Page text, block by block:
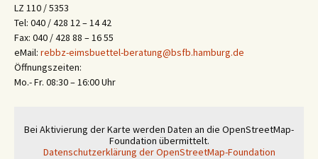
LZ 110 / 5353
Tel: 040 / 428 12 – 14 42
Fax: 040 / 428 88 – 16 55
eMail: rebbz-eimsbuettel-beratung@bsfb.hamburg.de
Öffnungszeiten:
Mo.- Fr. 08:30 – 16:00 Uhr
Bei Aktivierung der Karte werden Daten an die OpenStreetMap-
Foundation übermittelt.
Datenschutzerklärung der OpenStreetMap-Foundation